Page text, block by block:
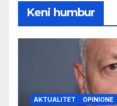
Keni humbur
AKTUALITET OPINIONE